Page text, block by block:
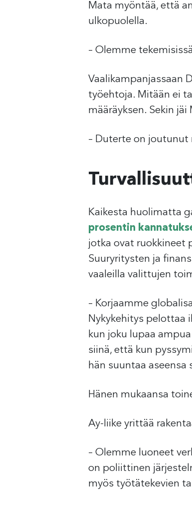
Mata myöntää, että
ulkopuolella.
– Olemme
Vaalikampanjassaan
työehtoja. Mitään ei
määräyksen. Sekin
– Duterte on
Kaikesta huolimatta
prosentin
jotka ovat ruokkineet
Suuryritysten ja
vaaleilla valittujen
– Korjaamme
Nykykehitys pelottaa
kun joku lupaa
siinä, että kun
hän suuntaa
Hänen mukaansa
Ay-liike yrittää
– Olemme luoneet
on poliittinen
myös työtätekevien